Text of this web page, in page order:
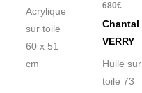
Acrylique
sur toile
60 x 51
cm
680€
Chantal
VERRY
Huile sur
toile 73